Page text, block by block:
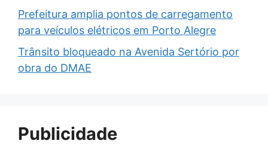
Prefeitura amplia pontos de carregamento
para veículos elétricos em Porto Alegre
Trânsito bloqueado na Avenida Sertório por
obra do DMAE
Publicidade